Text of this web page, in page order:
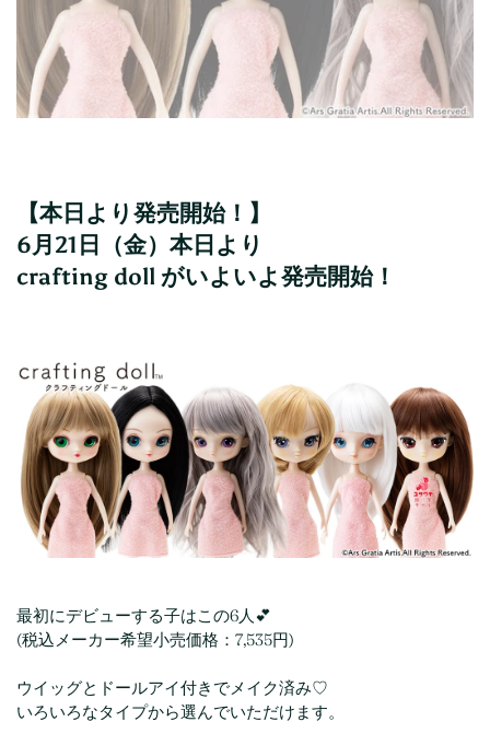
【本日より発売開始！】
6月21日（金）本日より
crafting doll がいよいよ発売開始！
最初にデビューする子はこの6人💕
(税込メーカー希望小売価格：7,535円)
ウイッグとドールアイ付きでメイク済み♡
いろいろなタイプから選んでいただけます。